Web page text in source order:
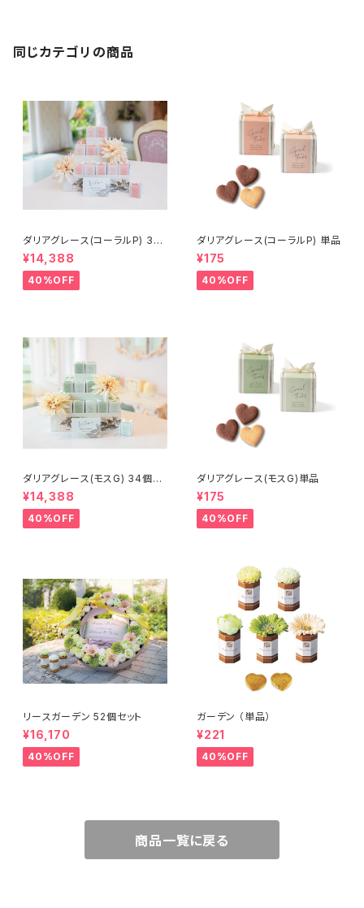
同じカテゴリの商品
ダリアグレース(コーラルP) 34
個セット
¥14,388
40%OFF
ダリアグレース(コーラルP) 単品
¥175
40%OFF
ダリアグレース(モスG) 34個セ
ット
¥14,388
40%OFF
ダリアグレース(モスG)単品
¥175
40%OFF
リースガーデン 52個セット
¥16,170
40%OFF
ガーデン （単品）
¥221
40%OFF
商品一覧に戻る